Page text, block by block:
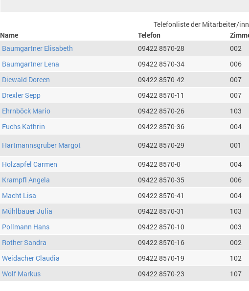
Telefonliste der Mitarbeiter/
Name
Telefon
Baumgartner Elisabeth
09422 8570-28 002
Baumgartner Lena
09422 8570-34 006
Diewald Doreen
09422 8570-42 007
Drexler Sepp
09422 8570-11 007
Ehrnböck Mario
09422 8570-26 103
Fuchs Kathrin
09422 8570-36 004
Hartmannsgruber Margot
09422 8570-29 001
Holzapfel Carmen
09422 8570-0 004
Krampfl Angela
09422 8570-35 006
Macht Lisa
09422 8570-41 004
Mühlbauer Julia
09422 8570-31 103
Pollmann Hans
09422 8570-10 003
Rother Sandra
09422 8570-16 002
Weidacher Claudia
09422 8570-19 102
Wolf Markus
09422 8570-23 107